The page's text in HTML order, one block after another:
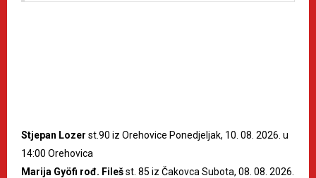
Stjepan Lozer st.90 iz Orehovice Ponedjeljak, 10. 08. 2026. u
14:00 Orehovica
Marija Gyöfi rođ. Filešst. 85 iz Čakovca Subota, 08. 08. 2026.